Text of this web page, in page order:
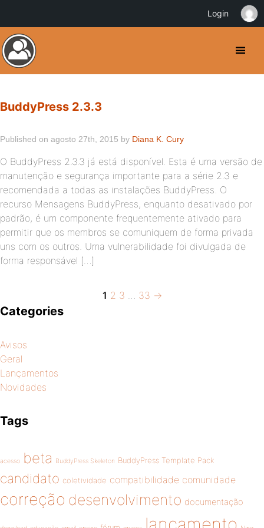
BuddyPress 2.3.3
Published on agosto 27th, 2015 by Diana K. Cury
O BuddyPress 2.3.3 já está disponível. Esta é uma versão de
manutenção e segurança importante para a série 2.3 e
recomendada a todas as instalações BuddyPress. O
recurso Mensagens BuddyPress, enquanto desativado por
padrão, é um componente frequentemente ativado para
permitir que os membros se comuniquem de forma privada
uns com os outros. Uma vulnerabilidade foi divulgada de
forma responsável […]
pagination
Page
1 Page
2 Page
3 … Page
33 Next
→
Categories
Avisos
Geral
Lançamentos
Novidades
Tags
acesso beta BuddyPress Skeleton BuddyPress Template Pack
candidato coletividade compatibilidade comunidade
correção desenvolvimento documentação
Login